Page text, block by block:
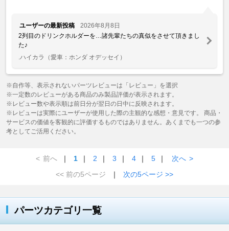
ユーザーの最新投稿
2026年8月8日
2列目のドリンクホルダーを…諸先輩たちの真似をさせて頂きまし
た♪
.ハイカラ
（愛車：ホンダ オデッセイ）
※自作等、表示されないパーツレビューは「レビュー」を選択
※一定数のレビューがある商品のみ製品評価が表示されます。
※レビュー数や表示順は前日分が翌日の日中に反映されます。
※レビューは実際にユーザーが使用した際の主観的な感想・意見です。 商品・
サービスの価値を客観的に評価するものではありません。あくまでも一つの参
考としてご活用ください。
< 前へ ｜ 1 ｜ 2 ｜ 3 ｜ 4 ｜ 5 ｜ 次へ >
<< 前の5ページ
｜ 次の5ページ >>
パーツカテゴリ一覧